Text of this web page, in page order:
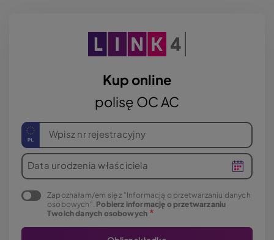
Kup online
polisę OC AC
Wpisz nr rejestracyjny
Data urodzenia właściciela
Zapoznałam/em się z "Informacją o przetwarzaniu danych
osobowych". Pobierz informację o przetwarzaniu
Twoich danych osobowych